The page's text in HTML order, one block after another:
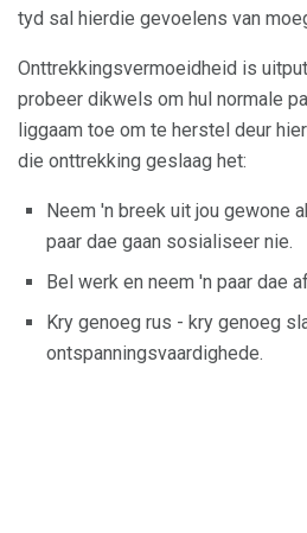
tyd sal hierdie gevoelens van
Onttrekkingsvermoeidheid is
probeer dikwels om hul normale
liggaam toe om te herstel deur
die onttrekking geslaag het:
Neem 'n breek uit jou gewone
paar dae gaan sosialiseer nie.
Bel werk en neem 'n paar dae
Kry genoeg rus - kry genoeg
ontspanningsvaardighede.